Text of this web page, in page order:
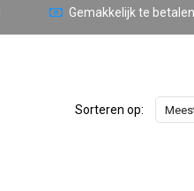
Gemakkelijk te
Sorteren op: